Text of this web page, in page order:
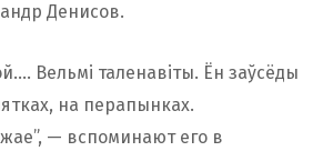
Денисов.
Вельмі таленавіты. Ён заўсёды
на перапынках.
— вспоминают его в